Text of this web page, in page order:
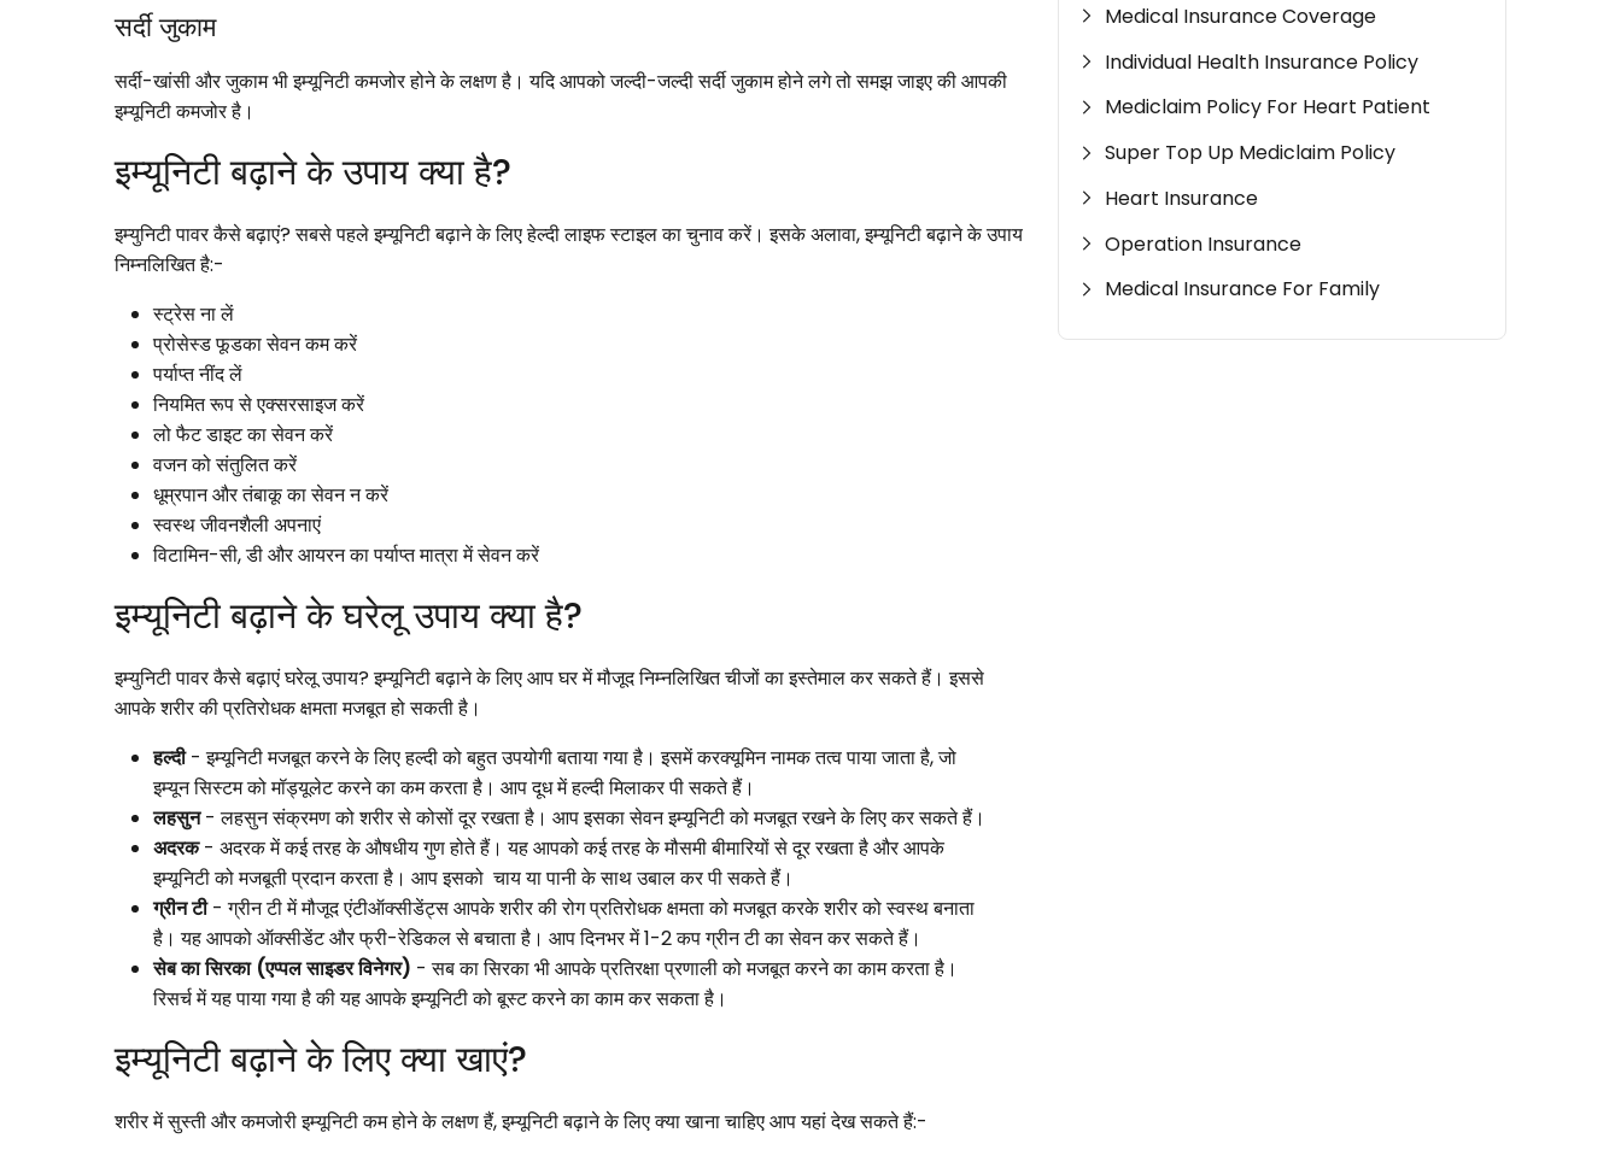
सर्दी जुकाम
सर्दी-खांसी और जुकाम भी इम्यूनिटी कमजोर होने के लक्षण है। यदि आपको जल्दी-जल्दी सर्दी जुकाम होने लगे तो समझ जाइए की आपकी
इम्यूनिटी कमजोर है।
इम्यूनिटी बढ़ाने के उपाय क्या है?
इम्युनिटी पावर कैसे बढ़ाएं? सबसे पहले इम्यूनिटी बढ़ाने के लिए हेल्दी लाइफ स्टाइल का चुनाव करें। इसके अलावा, इम्यूनिटी बढ़ाने के उपाय
निम्नलिखित है:-
स्ट्रेस ना लें
प्रोसेस्ड फूडका सेवन कम करें
पर्याप्त नींद लें
नियमित रूप से एक्सरसाइज करें
लो फैट डाइट का सेवन करें
वजन को संतुलित करें
धूम्रपान और तंबाकू का सेवन न करें
स्वस्थ जीवनशैली अपनाएं
विटामिन-सी, डी और आयरन का पर्याप्त मात्रा में सेवन करें
इम्यूनिटी बढ़ाने के घरेलू उपाय क्या है?
इम्युनिटी पावर कैसे बढ़ाएं घरेलू उपाय? इम्यूनिटी बढ़ाने के लिए आप घर में मौजूद निम्नलिखित चीजों का इस्तेमाल कर सकते हैं। इससे
आपके शरीर की प्रतिरोधक क्षमता मजबूत हो सकती है।
हल्दी- इम्यूनिटी मजबूत करने के लिए हल्दी को बहुत उपयोगी बताया गया है। इसमें करक्यूमिन नामक तत्व पाया जाता है, जो
इम्यून सिस्टम को मॉड्यूलेट करने का कम करता है। आप दूध में हल्दी मिलाकर पी सकते हैं।
लहसुन- लहसुन संक्रमण को शरीर से कोसों दूर रखता है। आप इसका सेवन इम्यूनिटी को मजबूत रखने के लिए कर सकते हैं।
अदरक- अदरक में कई तरह के औषधीय गुण होते हैं। यह आपको कई तरह के मौसमी बीमारियों से दूर रखता है और आपके
इम्यूनिटी को मजबूती प्रदान करता है। आप इसको चाय या पानी के साथ उबाल कर पी सकते हैं।
ग्रीन टी- ग्रीन टी में मौजूद एंटीऑक्सीडेंट्स आपके शरीर की रोग प्रतिरोधक क्षमता को मजबूत करके शरीर को स्वस्थ बनाता
है। यह आपको ऑक्सीडेंट और फ्री-रेडिकल से बचाता है। आप दिनभर में 1-2 कप ग्रीन टी का सेवन कर सकते हैं।
सेब का सिरका (एप्पल साइडर विनेगर) - सब का सिरका भी आपके प्रतिरक्षा प्रणाली को मजबूत करने का काम करता है।
रिसर्च में यह पाया गया है की यह आपके इम्यूनिटी को बूस्ट करने का काम कर सकता है।
इम्यूनिटी बढ़ाने के लिए क्या खाएं?
शरीर में सुस्ती और कमजोरी इम्यूनिटी कम होने के लक्षण हैं, इम्यूनिटी बढ़ाने के लिए क्या खाना चाहिए आप यहां देख सकते हैं:-
Medical Insurance Coverage
Individual Health Insurance Policy
Mediclaim Policy For Heart Patient
Super Top Up Mediclaim Policy
Heart Insurance
Operation Insurance
Medical Insurance For Family